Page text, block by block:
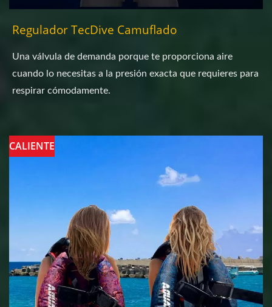
Regulador TecDive Camuflado
Una válvula de demanda porque te proporciona aire
cuando lo necesitas a la presión exacta que requieres para
respirar cómodamente.
CALIENTE